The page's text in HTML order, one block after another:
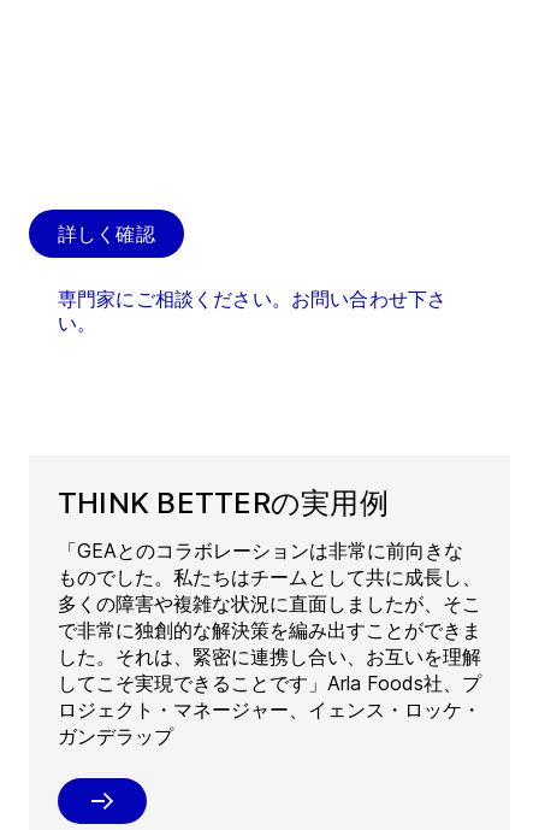
詳しく確認
専門家にご相談ください。お問い合わせ下さ
い。
THINK BETTERの実用例
「GEAとのコラボレーションは非常に前向きな
ものでした。私たちはチームとして共に成長し、
多くの障害や複雑な状況に直面しましたが、そこ
で非常に独創的な解決策を編み出すことができま
した。それは、緊密に連携し合い、お互いを理解
してこそ実現できることです」Arla Foods社、プ
ロジェクト・マネージャー、イェンス・ロッケ・
ガンデラップ